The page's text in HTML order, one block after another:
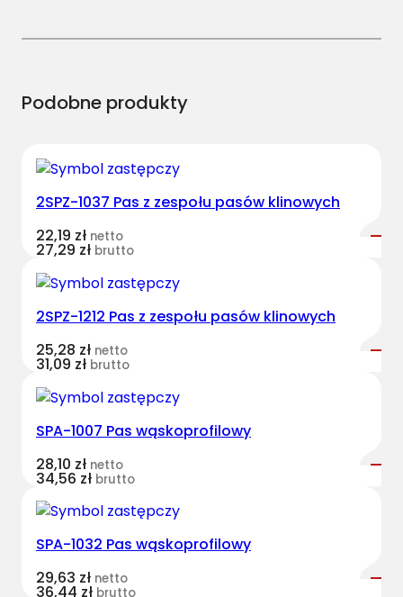
s
Podobne produkty
2SPZ-1037 Pas z zespołu pasów klinowych
22,19 zł netto
27,29 zł brutto
2SPZ-1212 Pas z zespołu pasów klinowych
25,28 zł netto
31,09 zł brutto
SPA-1007 Pas wąskoprofilowy
28,10 zł netto
34,56 zł brutto
SPA-1032 Pas wąskoprofilowy
29,63 zł netto
36,44 zł brutto